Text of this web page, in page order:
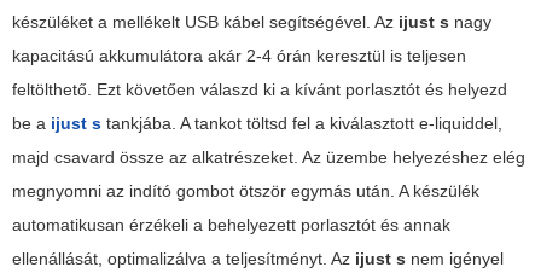
készüléket a mellékelt USB kábel segítségével. Az ijust s nagy
kapacitású akkumulátora akár 2-4 órán keresztül is teljesen
feltölthető. Ezt követően válaszd ki a kívánt porlasztót és helyezd
be a ijust s tankjába. A tankot töltsd fel a kiválasztott e-liquiddel,
majd csavard össze az alkatrészeket. Az üzembe helyezéshez elég
megnyomni az indító gombot ötször egymás után. A készülék
automatikusan érzékeli a behelyezett porlasztót és annak
ellenállását, optimalizálva a teljesítményt. Az ijust s nem igényel